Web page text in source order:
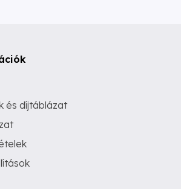
és díjtáblázat